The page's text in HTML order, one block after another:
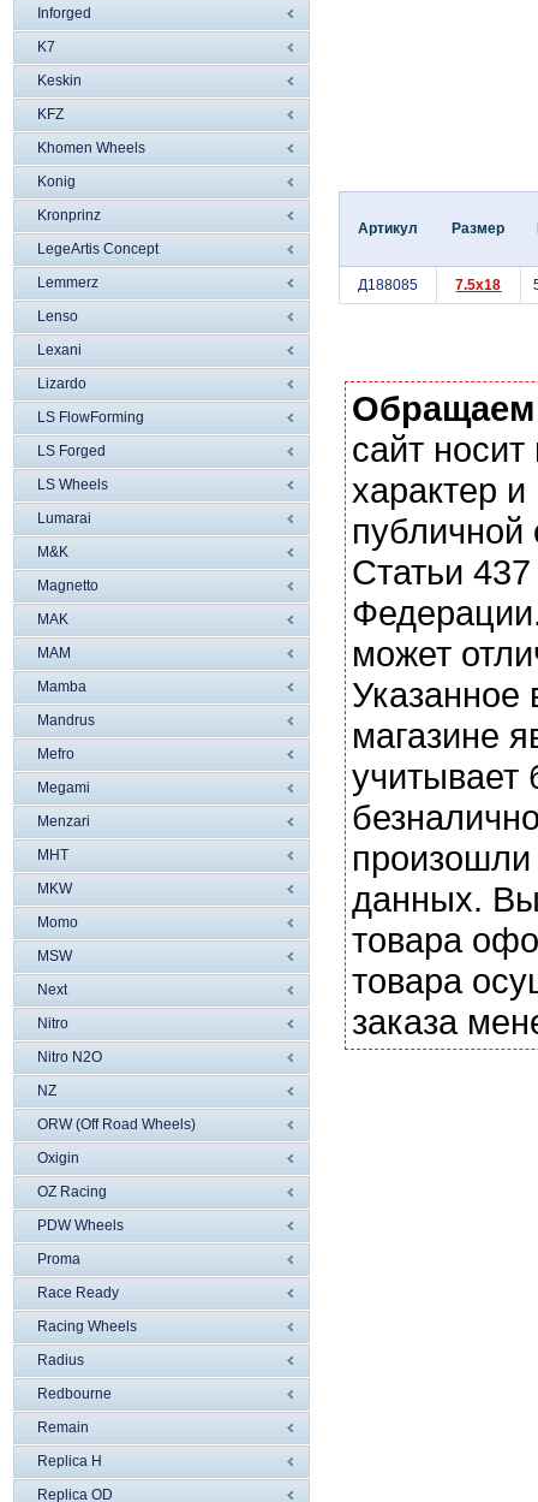
Inforged
K7
Keskin
KFZ
Khomen Wheels
Konig
Kronprinz
LegeArtis Concept
Lemmerz
Lenso
Lexani
Lizardo
LS FlowForming
LS Forged
LS Wheels
Lumarai
M&K
Magnetto
MAK
MAM
Mamba
Mandrus
Mefro
Megami
Menzari
MHT
MKW
Momo
MSW
Next
Nitro
Nitro N2O
NZ
ORW (Off Road Wheels)
Oxigin
OZ Racing
PDW Wheels
Proma
Race Ready
Racing Wheels
Radius
Redbourne
Remain
Replica H
Replica OD
Артикул Размер
Д188085 7.5x18
сайт
характер
Статьи
может
магазине
учитывает
данных. Вы
товара
товара
заказа